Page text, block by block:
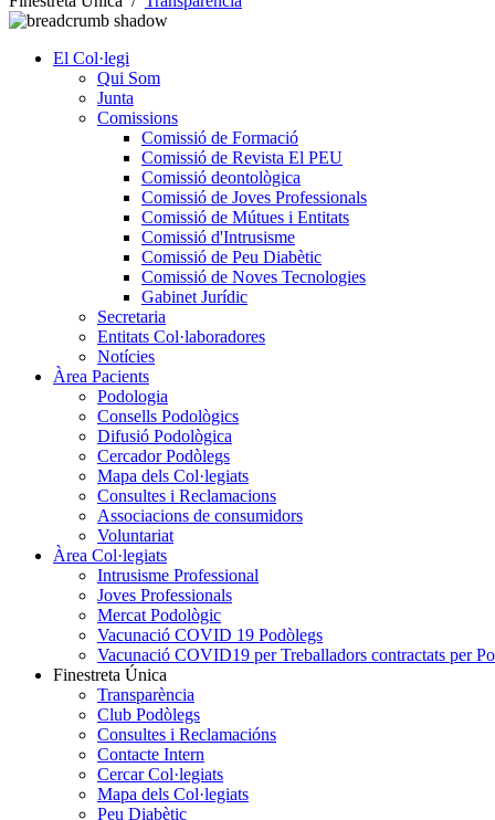
El Col·legi
Qui Som
Junta
Comissions
Comissió de Formació
Comissió de Revista El PEU
Comissió deontològica
Comissió de Joves Professionals
Comissió de Mútues i Entitats
Comissió d'Intrusisme
Comissió de Peu Diabètic
Comissió de Noves Tecnologies
Gabinet Jurídic
Secretaria
Entitats Col·laboradores
Notícies
Àrea Pacients
Podologia
Consells Podològics
Difusió Podològica
Cercador Podòlegs
Mapa dels Col·legiats
Consultes i Reclamacions
Associacions de consumidors
Voluntariat
Àrea Col·legiats
Intrusisme Professional
Joves Professionals
Mercat Podològic
Vacunació COVID 19 Podòlegs
Vacunació COVID19 per Treballadors contractats per
Finestreta Única
Transparència
Club Podòlegs
Consultes i Reclamacións
Contacte Intern
Cercar Col·legiats
Mapa dels Col·legiats
Peu Diabètic